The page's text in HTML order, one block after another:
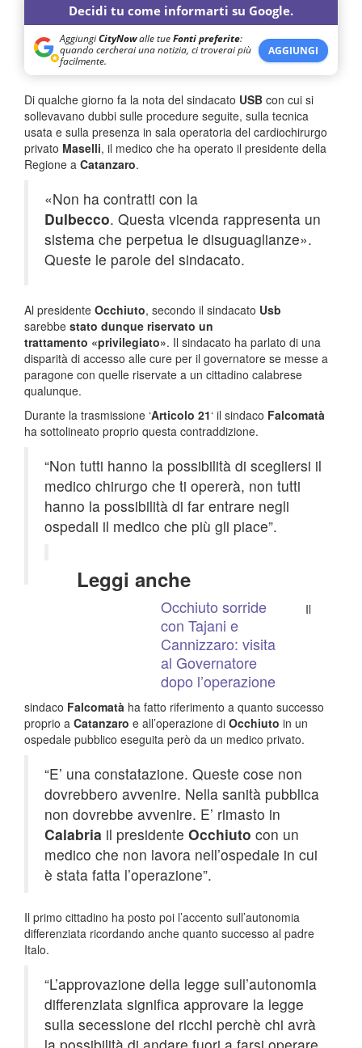
Decidi tu come informarti su Google.
AggiungiCityNowalle tueFonti preferite:
quando cercherai una notizia, ci troverai più
facilmente.
AGGIUNGI
Di qualche giorno fa la nota del sindacato USB con cui si
sollevavano dubbi sulle procedure seguite, sulla tecnica
usata e sulla presenza in sala operatoria del cardiochirurgo
privato Maselli, il medico che ha operato il presidente della
Regione a Catanzaro.
«Non ha contratti con la
Dulbecco. Questa vicenda rappresenta un
sistema che perpetua le disuguaglianze».
Queste le parole del sindacato.
Al presidente Occhiuto, secondo il sindacato Usb
sarebbe stato dunque riservato un
trattamento «privilegiato». Il sindacato ha parlato di una
disparità di accesso alle cure per il governatore se messe a
paragone con quelle riservate a un cittadino calabrese
qualunque.
Durante la trasmissione ‘Articolo 21‘ il sindaco Falcomatà
ha sottolineato proprio questa contraddizione.
“Non tutti hanno la possibilità di scegliersi il
medico chirurgo che ti opererà, non tutti
hanno la possibilità di far entrare negli
ospedali il medico che più gli piace”.
Leggi anche
Occhiuto sorride
con Tajani e
Cannizzaro: visita
al Governatore
dopo l’operazione
Il
sindaco Falcomatà ha fatto riferimento a quanto successo
proprio a Catanzaro e all’operazione di Occhiuto in un
ospedale pubblico eseguita però da un medico privato.
“E’ una constatazione. Queste cose non
dovrebbero avvenire. Nella sanità pubblica
non dovrebbe avvenire. E’ rimasto in
Calabria il presidente Occhiuto con un
medico che non lavora nell’ospedale in cui
è stata fatta l’operazione”.
Il primo cittadino ha posto poi l’accento sull’autonomia
differenziata ricordando anche quanto successo al padre
Italo.
“L’approvazione della legge sull’autonomia
differenziata significa approvare la legge
sulla secessione dei ricchi perchè chi avrà